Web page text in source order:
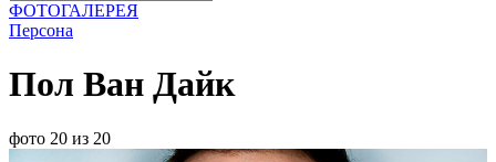
ФОТОГАЛЕРЕЯ
Персона
Пол Ван Дайк
фото 20 из 20